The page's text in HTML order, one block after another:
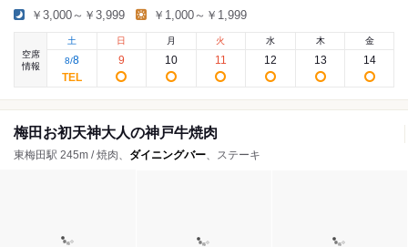
￥3,000～￥3,999 ￥1,000～￥1,999
空席
情報
土
8/8
日
9
月
10
火
11
水
12
木
13
金
14
梅田お初天神大人の神戸牛焼肉
東梅田駅 245m / 焼肉、 ダイニングバー、ステーキ